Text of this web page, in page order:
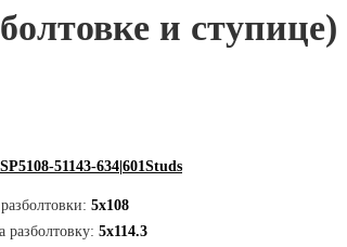
и ступице)
51143-634|601Studs
5x108
разболтовку: 5x114.3